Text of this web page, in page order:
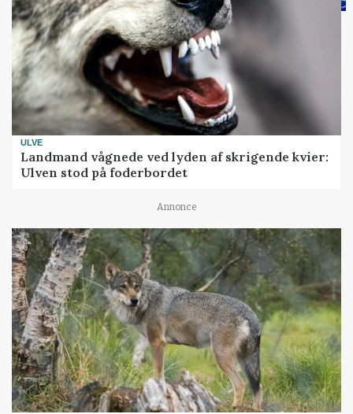
ULVE
Landmand vågnede ved lyden af skrigende kvier:
Ulven stod på foderbordet
Annonce